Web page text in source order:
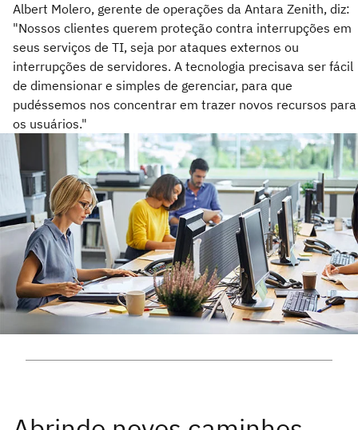
Albert Molero, gerente de operações da Antara Zenith, diz:
"Nossos clientes querem proteção contra interrupções em
seus serviços de TI, seja por ataques externos ou
interrupções de servidores. A tecnologia precisava ser fácil
de dimensionar e simples de gerenciar, para que
pudéssemos nos concentrar em trazer novos recursos para
os usuários."